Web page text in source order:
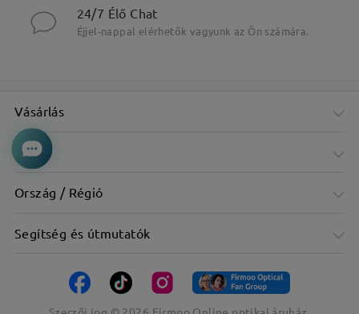
24/7 Élő Chat
Éjjel-nappal elérhetők vagyunk az Ön számára.
Vásárlás
Cég
Ország / Régió
Segítség és útmutatók